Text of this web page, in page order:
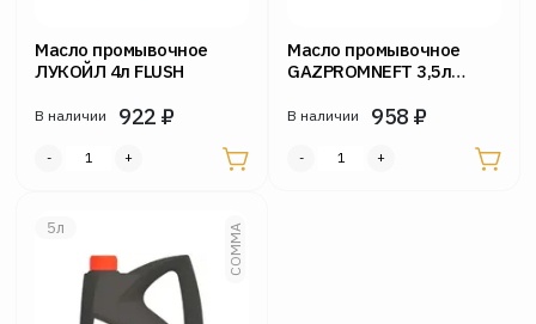
Масло промывочное
ЛУКОЙЛ 4л FLUSH
В наличии 922 ₽
Масло промывочное
GAZPROMNEFT 3,5л
дизельных двигателей)
В наличии 958 ₽
COMMA
5л